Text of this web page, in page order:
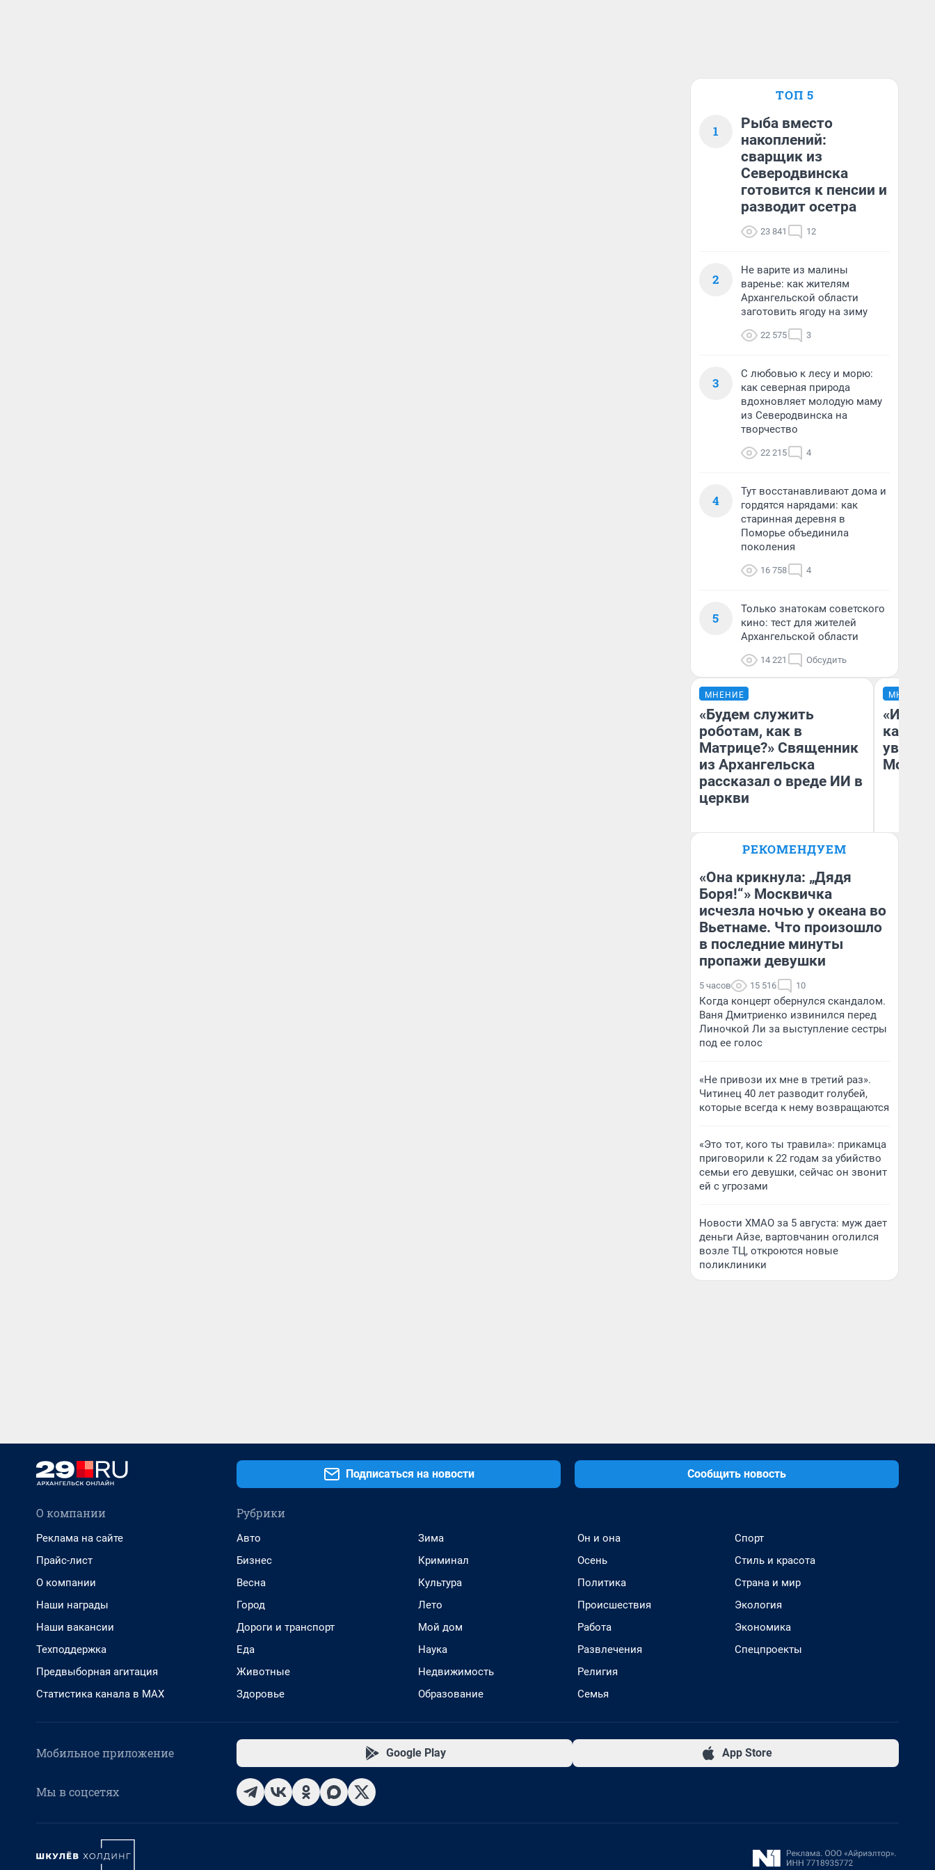
ТОП 5
1
Рыба вместо
накоплений:
сварщик из
Северодвинска
готовится к пенсии и
разводит осетра
23 841 12
2
Не варите из малины
варенье: как жителям
Архангельской области
заготовить ягоду на зиму
22 575 3
3
С любовью к лесу и морю:
как северная природа
вдохновляет молодую маму
из Северодвинска на
творчество
22 215 4
4
Тут восстанавливают дома и
гордятся нарядами: как
старинная деревня в
Поморье объединила
поколения
16 758 4
5
Только знатокам советского
кино: тест для жителей
Архангельской области
14 221 Обсудить
МНЕНИЕ
«Будем служить
роботам, как в
Матрице?» Священник
из Архангельска
рассказал о вреде ИИ в
церкви
Андрей Дорофейчев
МНЕНИЕ
каким
РЕКОМЕНДУЕМ
«Она крикнула: „Дядя
Боря!“» Москвичка
исчезла ночью у океана во
Вьетнаме. Что произошло
в последние минуты
пропажи девушки
5 часов 15 516 10
Когда концерт обернулся скандалом.
Ваня Дмитриенко извинился перед
Линочкой Ли за выступление сестры
под ее голос
«Не привози их мне в третий раз».
Читинец 40 лет разводит голубей,
которые всегда к нему возвращаются
«Это тот, кого ты травила»: прикамца
приговорили к 22 годам за убийство
семьи его девушки, сейчас он звонит
ей с угрозами
Новости ХМАО за 5 августа: муж дает
деньги Айзе, вартовчанин оголился
возле ТЦ, откроются новые
поликлиники
Подписаться на новости Сообщить новость
О компании
Реклама на сайте
Прайс-лист
О компании
Наши награды
Наши вакансии
Техподдержка
Предвыборная агитация
Статистика канала в MAX
Рубрики
Авто
Бизнес
Весна
Город
Дороги и транспорт
Еда
Животные
Здоровье
Зима
Криминал
Культура
Лето
Мой дом
Наука
Недвижимость
Образование
Он и она
Осень
Политика
Происшествия
Работа
Развлечения
Религия
Семья
Спорт
Стиль и красота
Страна и мир
Экология
Экономика
Спецпроекты
Мобильное приложение Google Play App Store
Мы в соцсетях